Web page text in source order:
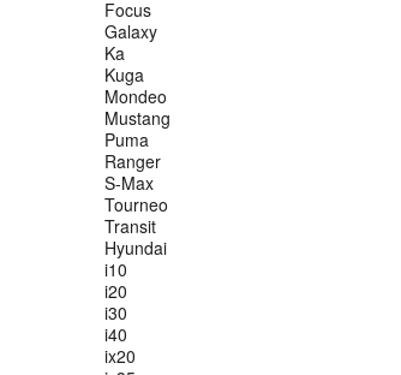
Focus
Galaxy
Ka
Kuga
Mondeo
Mustang
Puma
Ranger
S-Max
Tourneo
Transit
Hyundai
i10
i20
i30
i40
ix20